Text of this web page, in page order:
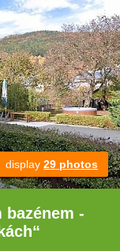
display 29 photos
bazénem -